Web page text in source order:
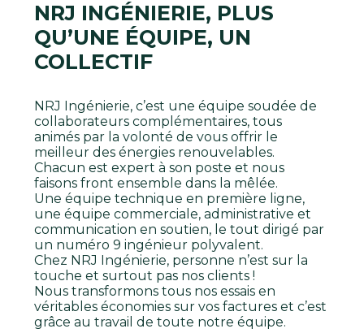
NRJ INGÉNIERIE, PLUS
QU’UNE ÉQUIPE, UN
COLLECTIF
NRJ Ingénierie, c’est une équipe soudée de
collaborateurs complémentaires, tous
animés par la volonté de vous offrir le
meilleur des énergies renouvelables.
Chacun est expert à son poste et nous
faisons front ensemble dans la mêlée.
Une équipe technique en première ligne,
une équipe commerciale, administrative et
communication en soutien, le tout dirigé par
un numéro 9 ingénieur polyvalent.
Chez NRJ Ingénierie, personne n’est sur la
touche et surtout pas nos clients !
Nous transformons tous nos essais en
véritables économies sur vos factures et c’est
grâce au travail de toute notre équipe.